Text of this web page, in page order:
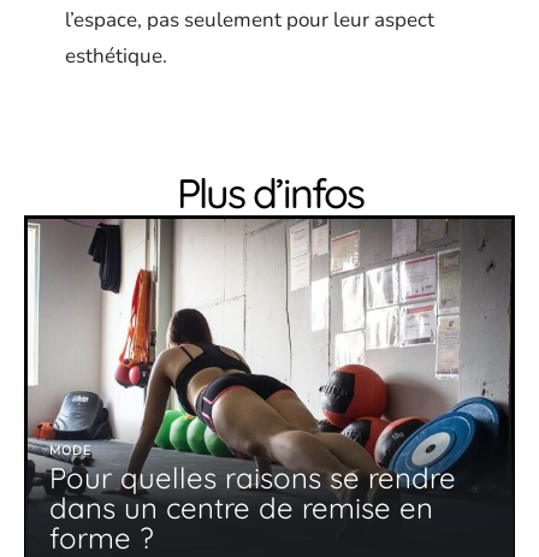
l’espace, pas seulement pour leur aspect
esthétique.
Plus d’infos
MODE
Pour quelles raisons se rendre
dans un centre de remise en
forme ?